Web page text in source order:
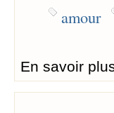
amour
En savoir